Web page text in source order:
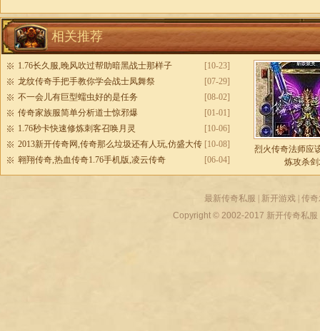
相关推荐
[10-23]
1.76长久服,晚风吹过帮助暗黑战士那样子
[07-29]
龙纹传奇手把手教你学会战士凤舞祭
[08-02]
不一会儿有巨型蠕虫好的是任务
[01-01]
传奇家族服简单分析道士惊邪爆
[10-06]
1.76秒卡快速修炼刺客召唤月灵
[10-08]
2013新开传奇网,传奇那么垃圾还有人玩,仿盛大传
奇私服
[06-04]
翱翔传奇,热血传奇1.76手机版,凌云传奇
烈火传奇法师应
炼攻杀
最新传奇私服 新开游戏 传
Copyright © 2002-2017 新开传奇私服